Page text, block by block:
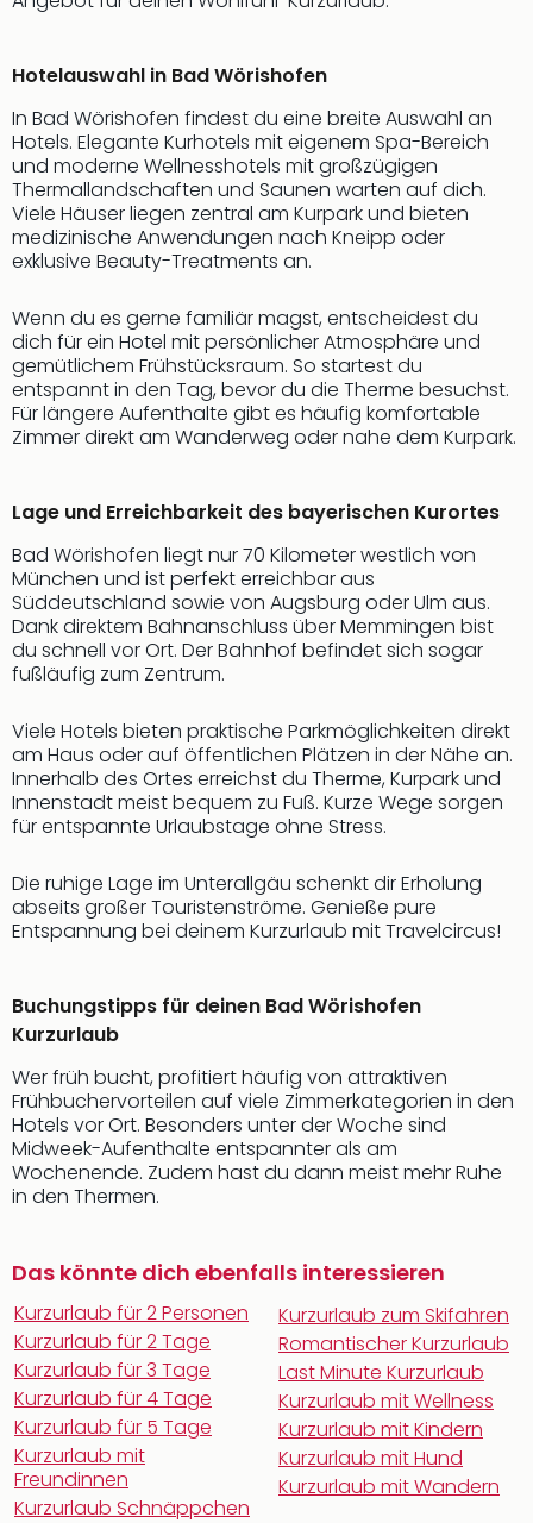
Hotelauswahl in Bad Wörishofen
In Bad Wörishofen findest du eine breite Auswahl an
Hotels. Elegante Kurhotels mit eigenem Spa-Bereich
und moderne Wellnesshotels mit großzügigen
Thermallandschaften und Saunen warten auf dich.
Viele Häuser liegen zentral am Kurpark und bieten
medizinische Anwendungen nach Kneipp oder
exklusive Beauty-Treatments an.
Wenn du es gerne familiär magst, entscheidest du
dich für ein Hotel mit persönlicher Atmosphäre und
gemütlichem Frühstücksraum. So startest du
entspannt in den Tag, bevor du die Therme besuchst.
Für längere Aufenthalte gibt es häufig komfortable
Zimmer direkt am Wanderweg oder nahe dem Kurpark.
Lage und Erreichbarkeit des bayerischen Kurortes
Bad Wörishofen liegt nur 70 Kilometer westlich von
München und ist perfekt erreichbar aus
Süddeutschland sowie von Augsburg oder Ulm aus.
Dank direktem Bahnanschluss über Memmingen bist
du schnell vor Ort. Der Bahnhof befindet sich sogar
fußläufig zum Zentrum.
Viele Hotels bieten praktische Parkmöglichkeiten direkt
am Haus oder auf öffentlichen Plätzen in der Nähe an.
Innerhalb des Ortes erreichst du Therme, Kurpark und
Innenstadt meist bequem zu Fuß. Kurze Wege sorgen
für entspannte Urlaubstage ohne Stress.
Die ruhige Lage im Unterallgäu schenkt dir Erholung
abseits großer Touristenströme. Genieße pure
Entspannung bei deinem Kurzurlaub mit Travelcircus!
Buchungstipps für deinen Bad Wörishofen
Kurzurlaub
Wer früh bucht, profitiert häufig von attraktiven
Frühbuchervorteilen auf viele Zimmerkategorien in den
Hotels vor Ort. Besonders unter der Woche sind
Midweek-Aufenthalte entspannter als am
Wochenende. Zudem hast du dann meist mehr Ruhe
in den Thermen.
Das könnte dich ebenfalls interessieren
Kurzurlaub für 2 Personen
Kurzurlaub für 2 Tage
Kurzurlaub für 3 Tage
Kurzurlaub für 4 Tage
Kurzurlaub für 5 Tage
Kurzurlaub mit
Freundinnen
Kurzurlaub Schnäppchen
Kurzurlaub zum Skifahren
Romantischer Kurzurlaub
Last Minute Kurzurlaub
Kurzurlaub mit Wellness
Kurzurlaub mit Kindern
Kurzurlaub mit Hund
Kurzurlaub mit Wandern